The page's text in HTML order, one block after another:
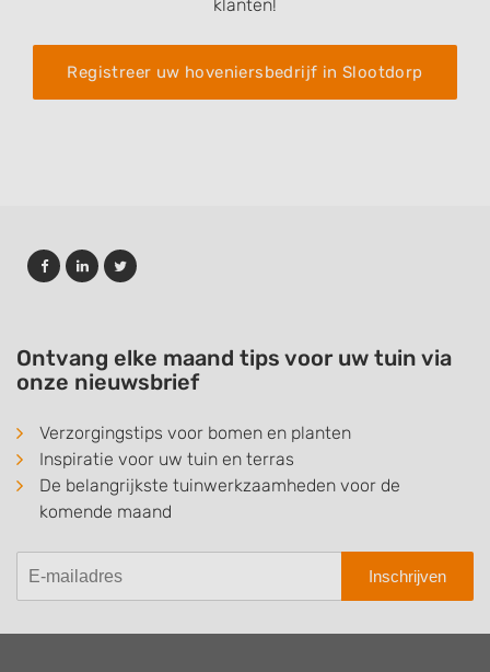
klanten!
Registreer uw hoveniersbedrijf in Slootdorp
Ontvang elke maand tips voor uw tuin via
onze nieuwsbrief
Verzorgingstips voor bomen en planten
Inspiratie voor uw tuin en terras
De belangrijkste tuinwerkzaamheden voor de
komende maand
Inschrijven